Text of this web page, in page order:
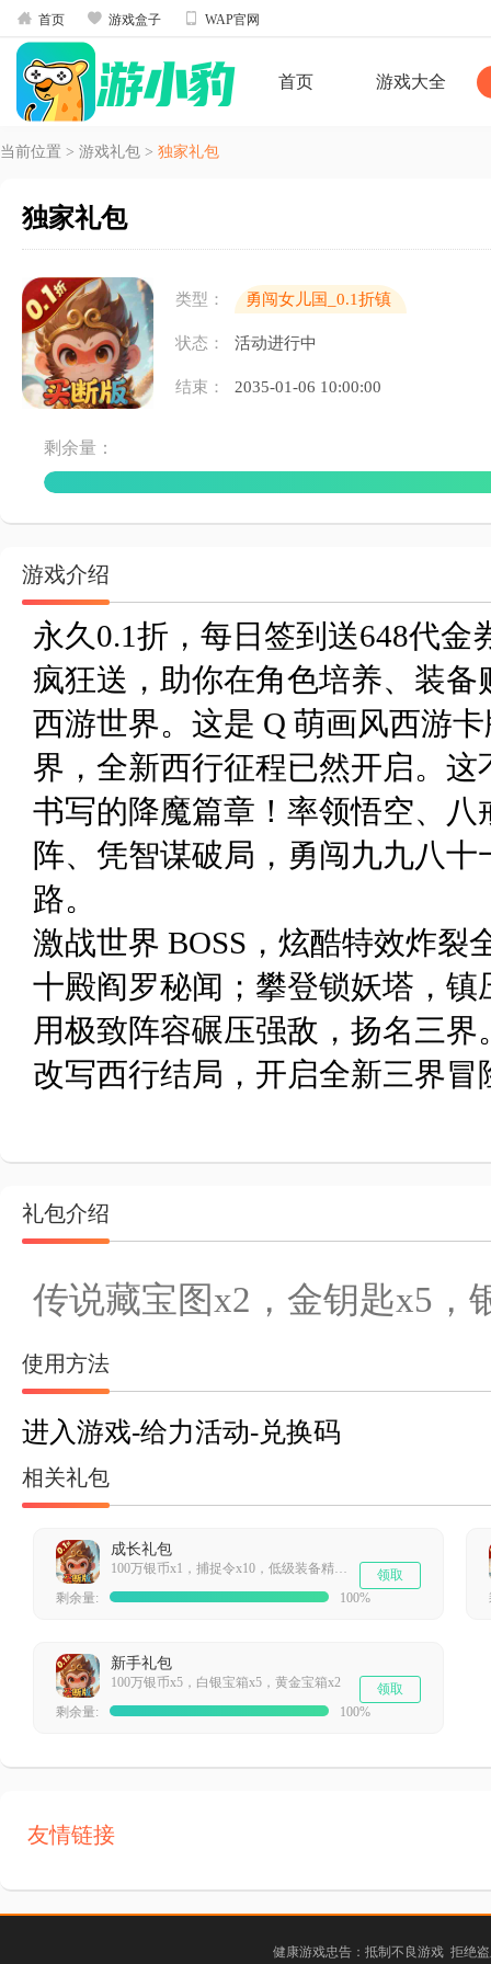
 首页  游戏盒子  WAP官网
首页 游戏大全
当前位置 > 游戏礼包 > 独家礼包
独家礼包
类型：
勇闯女儿国_0.1折镇
状态：
活动进行中
结束： 2035-01-06 10:00:00
剩余量：
游戏介绍
永久0.1折，每日签到送648代
疯狂送，助你在角色培养、装
西游世界。这是 Q 萌画风西游
界，全新西行征程已然开启。
书写的降魔篇章！率领悟空、
阵、凭智谋破局，勇闯九九八
路。
激战世界 BOSS，炫酷特效炸裂
十殿阎罗秘闻；攀登锁妖塔，
用极致阵容碾压强敌，扬名三
改写西行结局，开启全新三界冒
礼包介绍
传说藏宝图x2，金钥匙x5，
使用方法
进入游戏-给力活动-兑换码
相关礼包
成长礼包
100万银币x1，捕捉令x10，低级装备精炼石x20
剩余量:
100%
领取
新手礼包
100万银币x5，白银宝箱x5，黄金宝箱x2
剩余量:
100%
领取
友情链接
健康游戏忠告：抵制不良游戏 拒绝